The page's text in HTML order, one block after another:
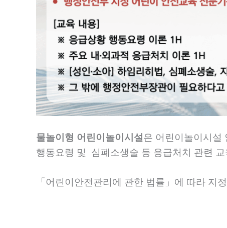
물놀이형 어린이놀이시설은 어린이놀이시설
행동요령 및 심폐소생술 등 응급처치 관련
「어린이안전관리에 관한 법률」에 따라 지